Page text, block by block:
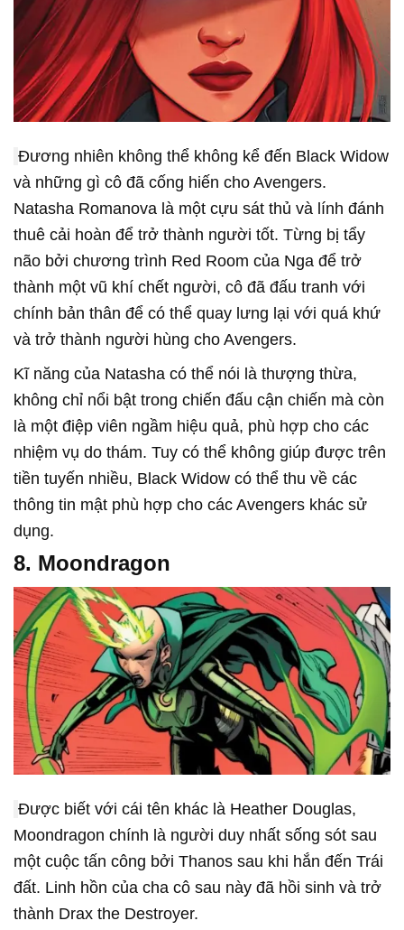
Đương nhiên không thể không kể đến Black Widow
và những gì cô đã cống hiến cho Avengers.
Natasha Romanova là một cựu sát thủ và lính đánh
thuê cải hoàn để trở thành người tốt. Từng bị tẩy
não bởi chương trình Red Room của Nga để trở
thành một vũ khí chết người, cô đã đấu tranh với
chính bản thân để có thể quay lưng lại với quá khứ
và trở thành người hùng cho Avengers.
Kĩ năng của Natasha có thể nói là thượng thừa,
không chỉ nổi bật trong chiến đấu cận chiến mà còn
là một điệp viên ngầm hiệu quả, phù hợp cho các
nhiệm vụ do thám. Tuy có thể không giúp được trên
tiền tuyến nhiều, Black Widow có thể thu về các
thông tin mật phù hợp cho các Avengers khác sử
dụng.
8. Moondragon
Được biết với cái tên khác là Heather Douglas,
Moondragon chính là người duy nhất sống sót sau
một cuộc tấn công bởi Thanos sau khi hắn đến Trái
đất. Linh hồn của cha cô sau này đã hồi sinh và trở
thành Drax the Destroyer.